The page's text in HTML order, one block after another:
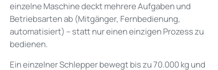
einzelne Maschine deckt mehrere Aufgaben und
Betriebsarten ab (Mitgänger, Fernbedienung,
automatisiert) – statt nur einen einzigen Prozess zu
bedienen.
Ein einzelner Schlepper bewegt bis zu 70.000 kg und